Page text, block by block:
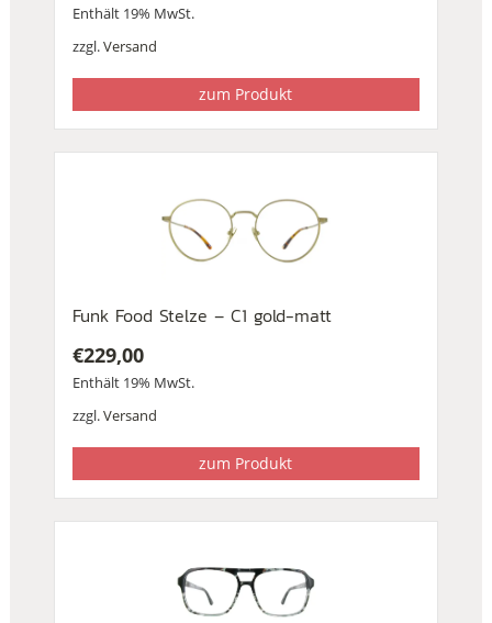
Enthält 19% MwSt.
zzgl.Versand
zum Produkt
Funk Food Stelze – C1 gold-matt
€229,00
Enthält 19% MwSt.
zzgl.Versand
zum Produkt